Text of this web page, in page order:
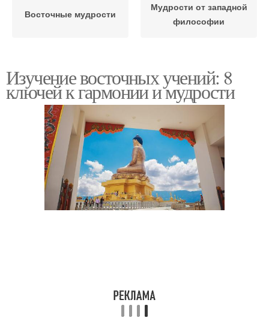
Восточные мудрости
Мудрости от западной
философии
Изучение восточных учений: 8
ключей к гармонии и мудрости